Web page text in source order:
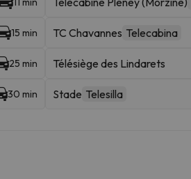
15 min TC Chavannes Telecabina
25 min Télésiège des Lindarets
30 min Stade Telesilla